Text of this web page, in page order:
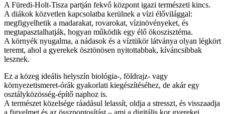
A Füredi-Holt-Tisza partján fekvő központ igazi természeti kincs.
A diákok közvetlen kapcsolatba kerülnek a vízi élővilággal:
megfigyelhetik a madarakat, rovarokat, vízinövényeket, és
megtapasztalhatják, hogyan működik egy élő ökoszisztéma.
A környék nyugalma, a nádasok és a víztükör látványa olyan légkört
teremt, ahol a gyerekek ösztönösen nyitottabbak, kíváncsibbak
lesznek.
Ez a közeg ideális helyszín biológia-, földrajz- vagy
környezetismeret-órák gyakorlati kiegészítéséhez, de akár egy
osztályközösség-építő naphoz is.
A természet közelsége ráadásul lelassít, oldja a stresszt, és visszaadja